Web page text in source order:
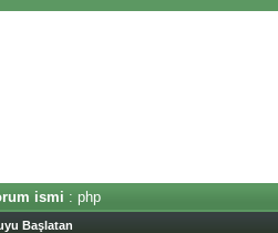
ismi : php
Başlatan